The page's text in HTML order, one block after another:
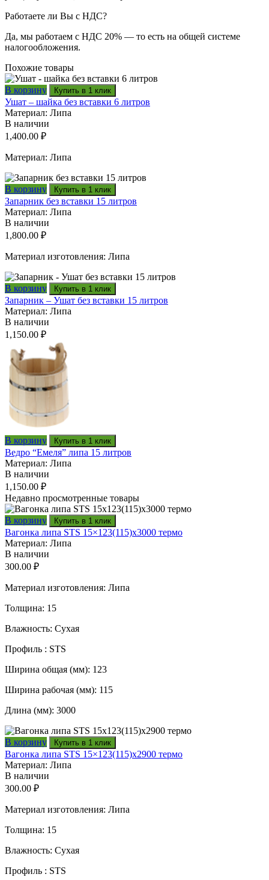
Работаете ли Вы с НДС?
Да, мы работаем с НДС 20% — то есть на общей системе
налогообложения.
Похожие товары
В корзину Купить в 1 клик
Ушат – шайка без вставки 6 литров
Материал: Липа
В наличии
1,400.00 ₽
Материал: Липа
В корзину Купить в 1 клик
Запарник без вставки 15 литров
Материал: Липа
В наличии
1,800.00 ₽
Материал изготовления: Липа
В корзину Купить в 1 клик
Запарник – Ушат без вставки 15 литров
Материал: Липа
В наличии
1,150.00 ₽
В корзину Купить в 1 клик
Ведро “Емеля” липа 15 литров
Материал: Липа
В наличии
1,150.00 ₽
Недавно просмотренные товары
В корзину Купить в 1 клик
Вагонка липа STS 15×123(115)x3000 термо
Материал: Липа
В наличии
300.00 ₽
Материал изготовления: Липа
Толщина: 15
Влажность: Сухая
Профиль : STS
Ширина общая (мм): 123
Ширина рабочая (мм): 115
Длина (мм): 3000
В корзину Купить в 1 клик
Вагонка липа STS 15×123(115)x2900 термо
Материал: Липа
В наличии
300.00 ₽
Материал изготовления: Липа
Толщина: 15
Влажность: Сухая
Профиль : STS